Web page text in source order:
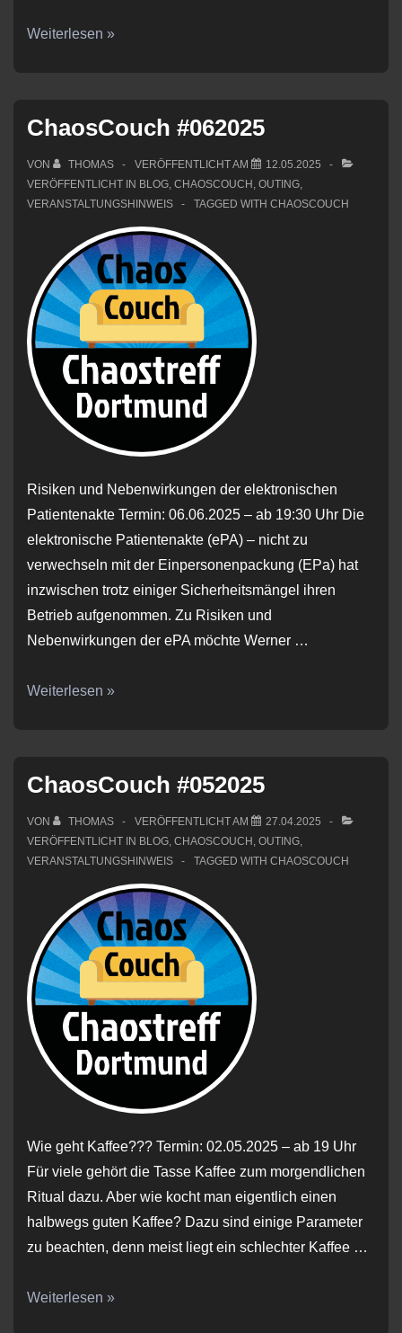
ChaosCouch
Weiterlesen »
ChaosCouch #062025
VON THOMAS VERÖFFENTLICHT AM
12.05.2025
VERÖFFENTLICHT IN BLOG CHAOSCOUCH OUTING
VERANSTALTUNGSHINWEIS
TAGGED WITH CHAOSCOUCH
Risiken und Nebenwirkungen der elektronischen
Patientenakte Termin: 06.06.2025 – ab 19:30 Uhr Die
elektronische Patientenakte (ePA) – nicht zu
verwechseln mit der Einpersonenpackung (EPa) hat
inzwischen trotz einiger Sicherheitsmängel ihren
Betrieb aufgenommen. Zu Risiken und
Nebenwirkungen der ePA möchte Werner …
ChaosCouch
Weiterlesen »
ChaosCouch #052025
VON THOMAS VERÖFFENTLICHT AM
27.04.2025
VERÖFFENTLICHT IN BLOG CHAOSCOUCH OUTING
VERANSTALTUNGSHINWEIS
TAGGED WITH CHAOSCOUCH
Wie geht Kaffee??? Termin: 02.05.2025 – ab 19 Uhr
Für viele gehört die Tasse Kaffee zum morgendlichen
Ritual dazu. Aber wie kocht man eigentlich einen
halbwegs guten Kaffee? Dazu sind einige Parameter
zu beachten, denn meist liegt ein schlechter Kaffee …
ChaosCouch
Weiterlesen »